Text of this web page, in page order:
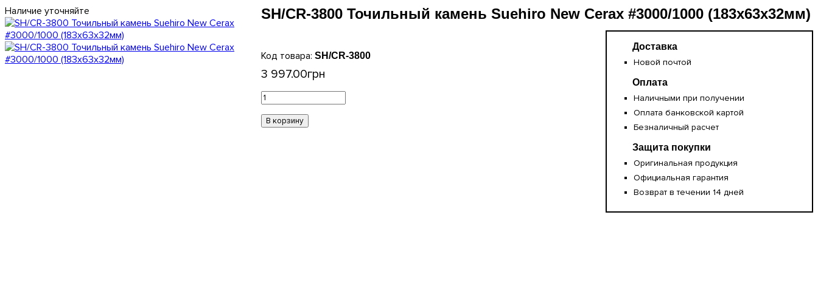
Наличие уточняйте SH/CR-3800 Точильный камень Suehiro New Cerax #3000/1000 (183х63х32мм)
SH/CR-3800
3 997.00грн
В корзину
Доставка
Новой почтой
Оплата
Наличными при получении
Оплата банковской картой
Безналичный расчет
Защита покупки
Оригинальная продукция
Официальная гарантия
Возврат в течении 14 дней